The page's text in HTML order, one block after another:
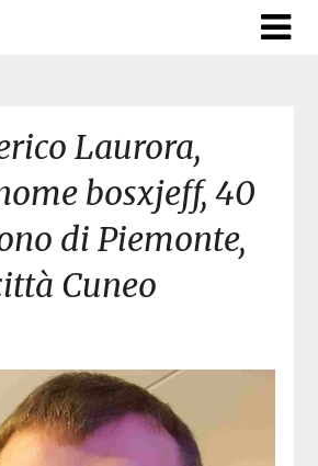
Laurora,
bosxjeff, 40
di Piemonte,
Cuneo